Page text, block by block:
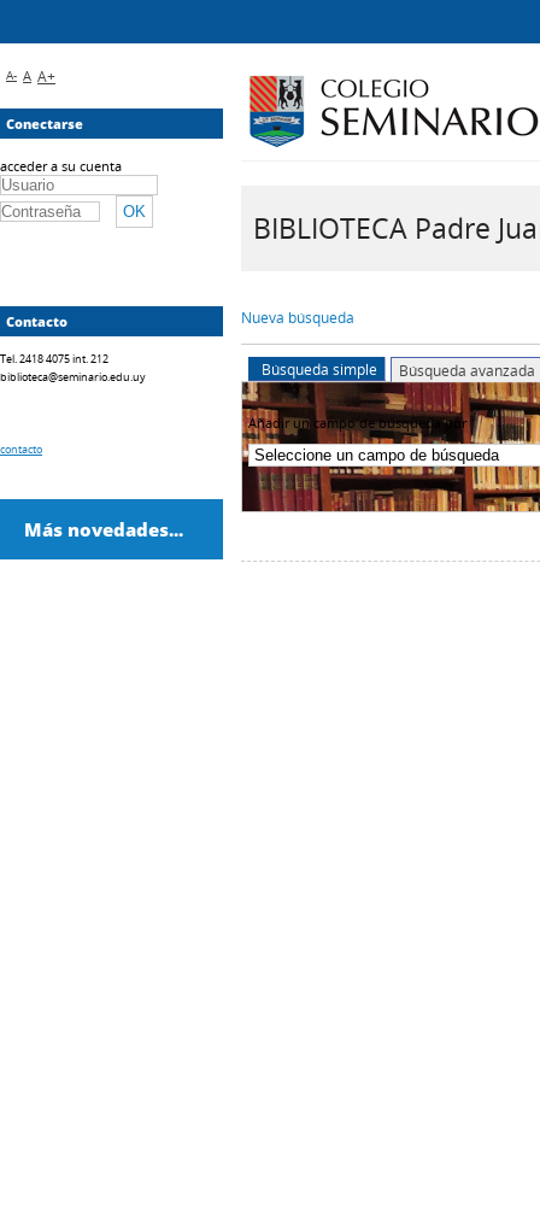
BIBLIOTECA Padre
Nueva búsqueda
Búsqueda simple Búsqueda avanzada
Añadir un campo de búsqueda por
A- A A+
Conectarse
acceder a su cuenta
Contacto
Tel. 2418 4075 int. 212
biblioteca@seminario.edu.uy
contacto
Más novedades...